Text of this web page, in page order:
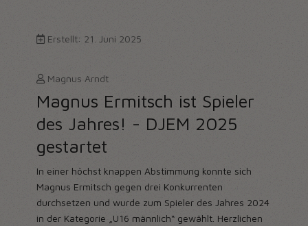
Erstellt: 21. Juni 2025
Magnus Arndt
Magnus Ermitsch ist Spieler
des Jahres! - DJEM 2025
gestartet
In einer höchst knappen Abstimmung konnte sich
Magnus Ermitsch gegen drei Konkurrenten
durchsetzen und wurde zum Spieler des Jahres 2024
in der Kategorie „U16 männlich“ gewählt. Herzlichen